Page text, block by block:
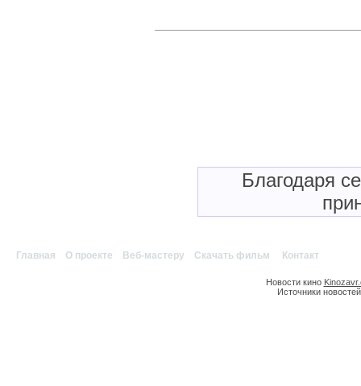
Благодаря
Главная О проекте Веб-мастеру Скачать фильм Контакт
Новости кино
Источники